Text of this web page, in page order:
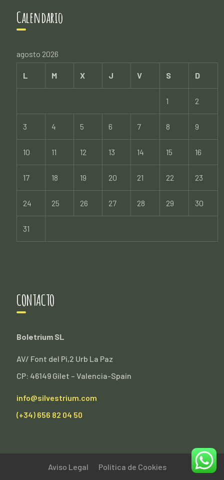
Calendario
agosto 2026
L M X J V S D
1 2
3 4 5 6 7 8 9
10 11 12 13 14 15 16
17 18 19 20 21 22 23
24 25 26 27 28 29 30
31
CONTACTO
Boletrium SL
AV/ Font del Pi,2 Urb La Paz
CP: 46149 Gilet – Valencia-Spain
info@silvestrium.com
(+34) 656 82 04 50
Aviso Legal Política de Cookies